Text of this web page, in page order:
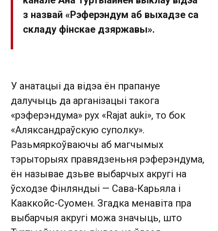
з назвай «Рэферэндум аб выхадзе са
складу фінскае дзяржавы».
У анатацыі да відэа ён прапануе
далучыць да арганізацыі такога
«рэферэндума» рух «Rajat auki», то бок
«Аляксандраўскую суполку».
Разьмяркоўваючы аб магчымых
тэрыторыях правядзеньня рэферэндума,
ён называе дзьве выбарчых акругі на
ўсходзе Фінляндыі — Сава-Карьяла і
Кааккойс-Суомен. Згадка менавіта пра
выбарчыя акругі можа значыць, што